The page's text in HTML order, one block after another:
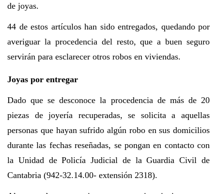
de joyas.
44 de estos artículos han sido entregados, quedando por
averiguar la procedencia del resto, que a buen seguro
servirán para esclarecer otros robos en viviendas.
Joyas por entregar
Dado que se desconoce la procedencia de más de 20
piezas de joyería recuperadas, se solicita a aquellas
personas que hayan sufrido algún robo en sus domicilios
durante las fechas reseñadas, se pongan en contacto con
la Unidad de Policía Judicial de la Guardia Civil de
Cantabria (942-32.14.00- extensión 2318).